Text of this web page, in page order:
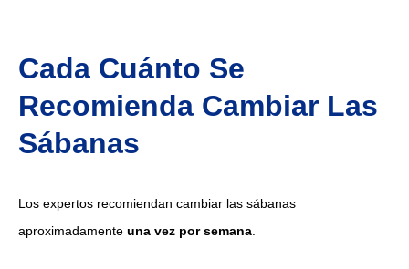
Cada Cuánto Se
Recomienda Cambiar Las
Sábanas
Los expertos recomiendan cambiar las sábanas
aproximadamente una vez por semana.